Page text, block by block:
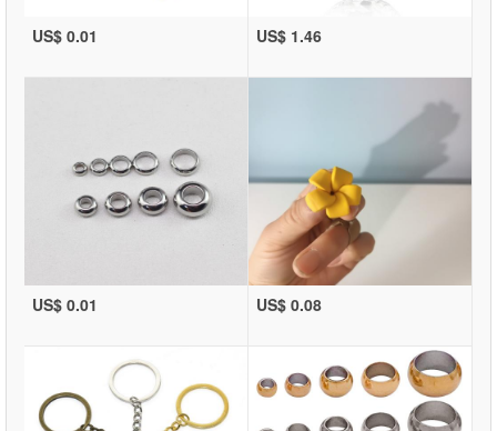
US$ 0.01 US$ 1.46
US$ 0.01 US$ 0.08